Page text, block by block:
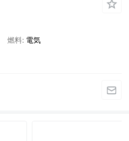
燃料 電気